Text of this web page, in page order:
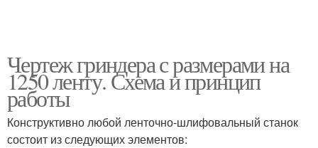
Чертеж гриндера с размерами на
1250 ленту. Схема и принцип
работы
Конструктивно любой ленточно-шлифовальный станок
состоит из следующих элементов: